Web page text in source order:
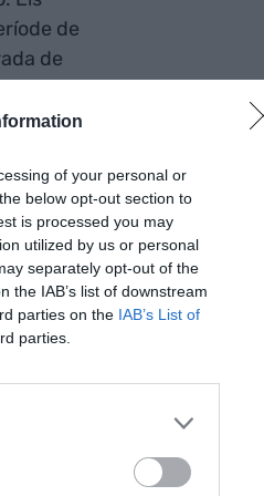
of your personal or
below opt-out section to
is processed you may
utilized by us or personal
separately opt-out of the
the IAB’s list of downstream
parties on the IAB’s List of
parties.
de
de
natura
de
referim